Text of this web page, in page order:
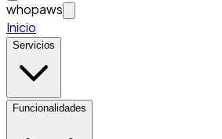
whopaws
Inicio
Servicios
Funcionalidades